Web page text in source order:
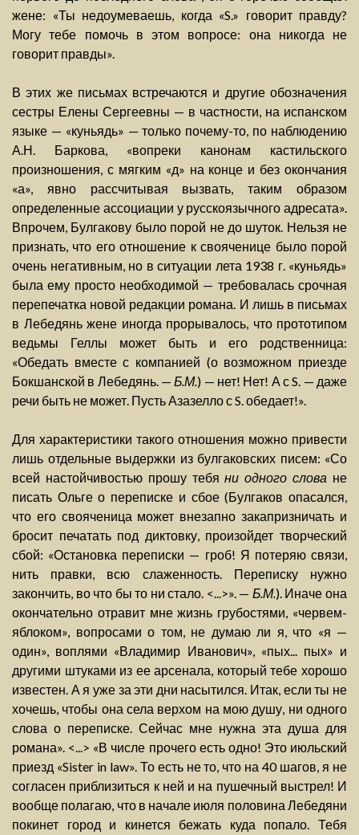
жене: «Ты недоумеваешь, когда «S.» говорит правду?
Могу тебе помочь в этом вопросе: она никогда не
говорит правды».
В этих же письмах встречаются и другие обозначения
сестры Елены Сергеевны — в частности, на испанском
языке — «куньядь» — только почему-то, по наблюдению
А.Н. Баркова, «вопреки канонам кастильского
произношения, с мягким «д» на конце и без окончания
«а», явно рассчитывая вызвать, таким образом
определенные ассоциации у русскоязычного адресата».
Впрочем, Булгакову было порой не до шуток. Нельзя не
признать, что его отношение к свояченице было порой
очень негативным, но в ситуации лета 1938 г. «куньядь»
была ему просто необходимой — требовалась срочная
перепечатка новой редакции романа. И лишь в письмах
в Лебедянь жене иногда прорывалось, что прототипом
ведьмы Геллы может быть и его родственница:
«Обедать вместе с компанией (о возможном приезде
Бокшанской в Лебедянь. —Б.М.) — нет! Нет! А с S. — даже
речи быть не может. Пусть Азазелло с S. обедает!».
Для характеристики такого отношения можно привести
лишь отдельные выдержки из булгаковских писем: «Со
всей настойчивостью прошу тебяни одного слова не
писать Ольге о переписке и сбое (Булгаков опасался,
что его свояченица может внезапно закапризничать и
бросит печатать под диктовку, произойдет творческий
сбой: «Остановка переписки — гроб! Я потеряю связи,
нить правки, всю слаженность. Переписку нужно
закончить, во что бы то ни стало. <...>». — Б.М.). Иначе она
окончательно отравит мне жизнь грубостями, «червем-
яблоком», вопросами о том, не думаю ли я, что «я —
один», воплями «Владимир Иванович», «пых... пых» и
другими штуками из ее арсенала, который тебе хорошо
известен. А я уже за эти дни насытился. Итак, если ты не
хочешь, чтобы она села верхом на мою душу, ни одного
слова о переписке. Сейчас мне нужна эта душа для
романа». <...> «В числе прочего есть одно! Это июльский
приезд «Sister in law». То есть не то, что на 40 шагов, я не
согласен приблизиться к ней и на пушечный выстрел! И
вообще полагаю, что в начале июля половина Лебедяни
покинет город и кинется бежать куда попало. Тебя